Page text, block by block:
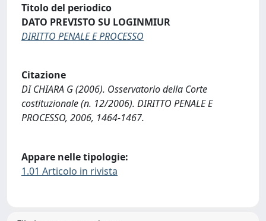
Titolo del periodico
DATO PREVISTO SU LOGINMIUR
DIRITTO PENALE E PROCESSO
Citazione
DI CHIARA G (2006). Osservatorio della Corte
costituzionale (n. 12/2006). DIRITTO PENALE E
PROCESSO, 2006, 1464-1467.
Appare nelle tipologie:
1.01 Articolo in rivista